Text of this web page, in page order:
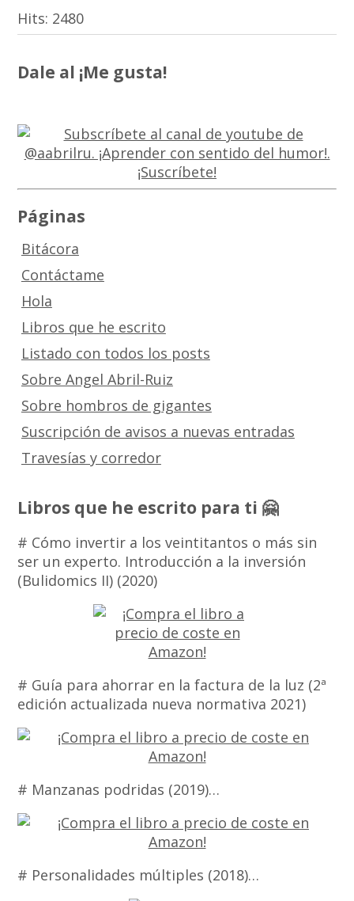
Hits: 2480
Dale al ¡Me gusta!
Páginas
Bitácora
Contáctame
Hola
Libros que he escrito
Listado con todos los posts
Sobre Angel Abril-Ruiz
Sobre hombros de gigantes
Suscripción de avisos a nuevas entradas
Travesías y corredor
Libros que he escrito para ti 🤗
# Cómo invertir a los veintitantos o más sin
ser un experto. Introducción a la inversión
(Bulidomics II) (2020)
# Guía para ahorrar en la factura de la luz (2ª
edición actualizada nueva normativa 2021)
# Manzanas podridas (2019)…
# Personalidades múltiples (2018)…